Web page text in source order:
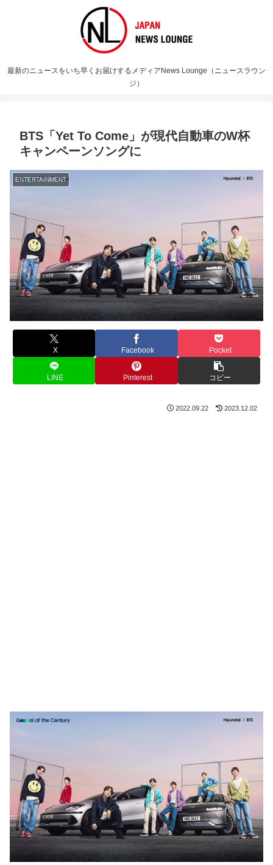
最新のニュースをいち早くお届けするメディアNews Lounge（ニュースラウン
ジ）
BTS「Yet To Come」が現代自動車のW杯
キャンペーンソングに
ENTERTAINMENT
X Facebook Pocket
LINE Pinterest コピー
2022.09.22 2023.12.02